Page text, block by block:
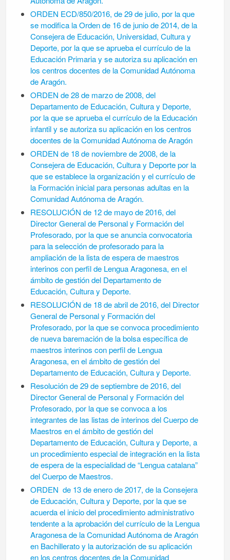
ORDEN ECD/850/2016, de 29 de julio, por la que
se modifica la Orden de 16 de junio de 2014, de la
Consejera de Educación, Universidad, Cultura y
Deporte, por la que se aprueba el currículo de la
Educación Primaria y se autoriza su aplicación en
los centros docentes de la Comunidad Autónoma
de Aragón.
ORDEN de 28 de marzo de 2008, del
Departamento de Educación, Cultura y Deporte,
por la que se aprueba el currículo de la Educación
infantil y se autoriza su aplicación en los centros
docentes de la Comunidad Autónoma de Aragón
ORDEN de 18 de noviembre de 2008, de la
Consejera de Educación, Cultura y Deporte por la
que se establece la organización y el currículo de
la Formación inicial para personas adultas en la
Comunidad Autónoma de Aragón.
RESOLUCIÓN de 12 de mayo de 2016, del
Director General de Personal y Formación del
Profesorado, por la que se anuncia convocatoria
para la selección de profesorado para la
ampliación de la lista de espera de maestros
interinos con perfil de Lengua Aragonesa, en el
ámbito de gestión del Departamento de
Educación, Cultura y Deporte.
RESOLUCIÓN de 18 de abril de 2016, del Director
General de Personal y Formación del
Profesorado, por la que se convoca procedimiento
de nueva baremación de la bolsa específica de
maestros interinos con perfil de Lengua
Aragonesa, en el ámbito de gestión del
Departamento de Educación, Cultura y Deporte.
Resolución de 29 de septiembre de 2016, del
Director General de Personal y Formación del
Profesorado, por la que se convoca a los
integrantes de las listas de interinos del Cuerpo de
Maestros en el ámbito de gestión del
Departamento de Educación, Cultura y Deporte, a
un procedimiento especial de integración en la lista
de espera de la especialidad de “Lengua catalana”
del Cuerpo de Maestros.
ORDEN de 13 de enero de 2017, de la Consejera
de Educación, Cultura y Deporte, por la que se
acuerda el inicio del procedimiento administrativo
tendente a la aprobación del currículo de la Lengua
Aragonesa de la Comunidad Autónoma de Aragón
en Bachillerato y la autorización de su aplicación
en los centros docentes de la Comunidad